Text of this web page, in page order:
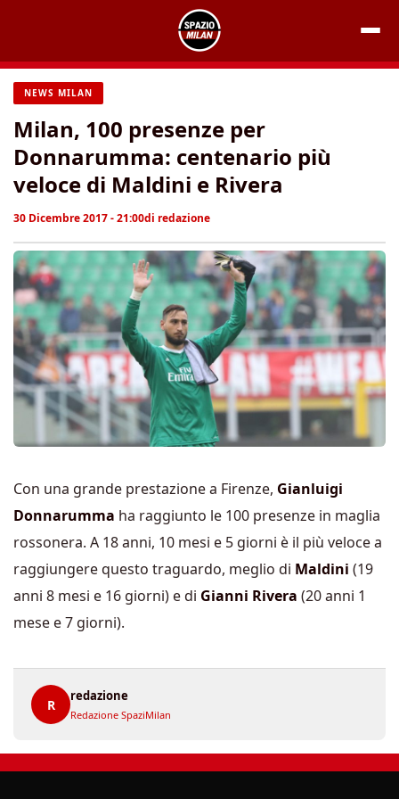
contenuto
NEWS MILAN
Milan, 100 presenze per
Donnarumma: centenario più
veloce di Maldini e Rivera
30 Dicembre 2017 - 21:00di redazione
Con una grande prestazione a Firenze, Gianluigi
Donnarumma ha raggiunto le 100 presenze in maglia
rossonera. A 18 anni, 10 mesi e 5 giorni è il più veloce a
raggiungere questo traguardo, meglio di Maldini (19
anni 8 mesi e 16 giorni) e di Gianni Rivera (20 anni 1
mese e 7 giorni).
R
redazione
Redazione SpaziMilan